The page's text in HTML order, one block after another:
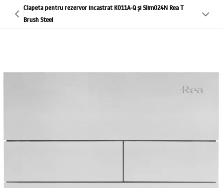
Clapeta pentru rezervor incastrat K011A-Q și Slim024N Rea T
Brush Steel